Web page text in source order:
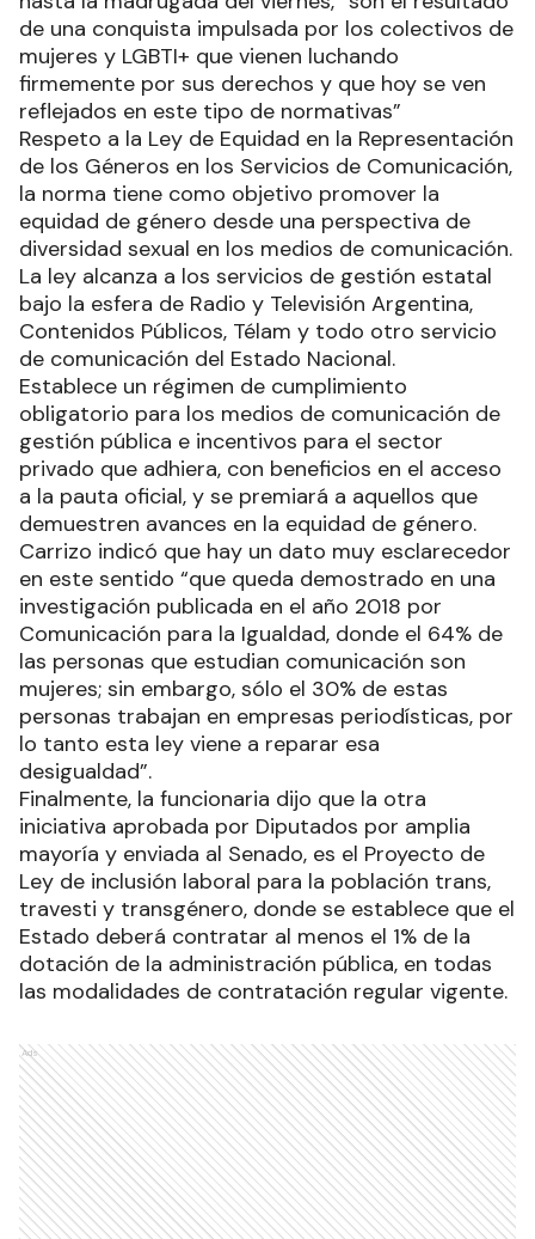
de una conquista impulsada por los colectivos de
mujeres y LGBTI+ que vienen luchando
firmemente por sus derechos y que hoy se ven
reflejados en este tipo de normativas”
Respeto a la Ley de Equidad en la Representación
de los Géneros en los Servicios de Comunicación,
la norma tiene como objetivo promover la
equidad de género desde una perspectiva de
diversidad sexual en los medios de comunicación.
La ley alcanza a los servicios de gestión estatal
bajo la esfera de Radio y Televisión Argentina,
Contenidos Públicos, Télam y todo otro servicio
de comunicación del Estado Nacional.
Establece un régimen de cumplimiento
obligatorio para los medios de comunicación de
gestión pública e incentivos para el sector
privado que adhiera, con beneficios en el acceso
a la pauta oficial, y se premiará a aquellos que
demuestren avances en la equidad de género.
Carrizo indicó que hay un dato muy esclarecedor
en este sentido “que queda demostrado en una
investigación publicada en el año 2018 por
Comunicación para la Igualdad, donde el 64% de
las personas que estudian comunicación son
mujeres; sin embargo, sólo el 30% de estas
personas trabajan en empresas periodísticas, por
lo tanto esta ley viene a reparar esa
desigualdad”.
Finalmente, la funcionaria dijo que la otra
iniciativa aprobada por Diputados por amplia
mayoría y enviada al Senado, es el Proyecto de
Ley de inclusión laboral para la población trans,
travesti y transgénero, donde se establece que el
Estado deberá contratar al menos el 1% de la
dotación de la administración pública, en todas
las modalidades de contratación regular vigente.
Ads